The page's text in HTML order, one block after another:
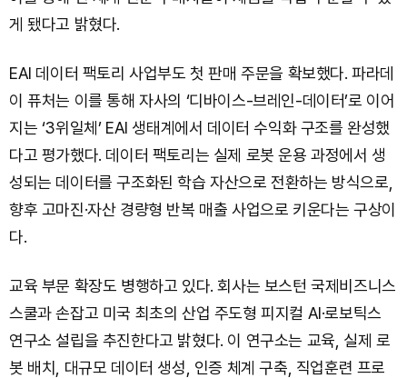
게 됐다고 밝혔다.
EAI 데이터 팩토리 사업부도 첫 판매 주문을 확보했다. 파라데
이 퓨처는 이를 통해 자사의 ‘디바이스-브레인-데이터’로 이어
지는 ‘3위일체’ EAI 생태계에서 데이터 수익화 구조를 완성했
다고 평가했다. 데이터 팩토리는 실제 로봇 운용 과정에서 생
성되는 데이터를 구조화된 학습 자산으로 전환하는 방식으로,
향후 고마진·자산 경량형 반복 매출 사업으로 키운다는 구상이
다.
교육 부문 확장도 병행하고 있다. 회사는 보스턴 국제비즈니스
스쿨과 손잡고 미국 최초의 산업 주도형 피지컬 AI·로보틱스
연구소 설립을 추진한다고 밝혔다. 이 연구소는 교육, 실제 로
봇 배치, 대규모 데이터 생성, 인증 체계 구축, 직업훈련 프로